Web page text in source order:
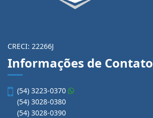
CRECI: 22266J
Informações de Contato
(54) 3223-0370
(54) 3028-0380
(54) 3028-0390